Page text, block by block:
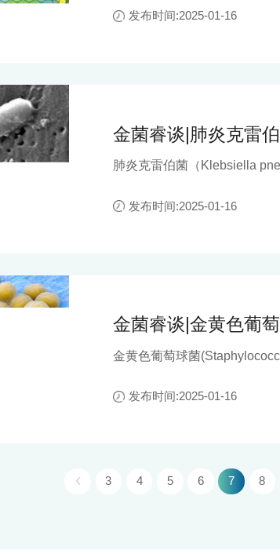
者合并其他病原体如肺炎支原
发布时间:2025-01-16
金菌睿谈|肺炎克雷
肺炎克雷伯菌（Klebsiella
尿系统感染以及血流感染等多
发布时间:2025-01-16
金菌睿谈|金黄色葡
金黄色葡萄球菌
西林金黄色葡萄球菌
发布时间:2025-01-16
3 4 5 6 7 8